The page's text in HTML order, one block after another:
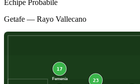
Echipe Probabile
Getafe — Rayo Vallecano
17
Femenía 23